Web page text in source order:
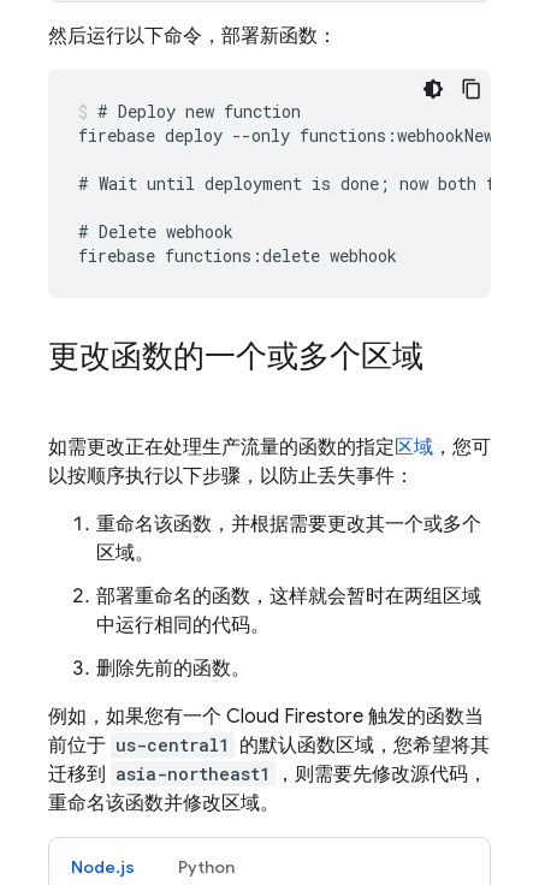
然后运行以下命令，部署新函数：
# Deploy new function
firebase deploy --only functions:webhookNew
# Wait until deployment is done; now both
# Delete webhook
更改函数的一个或多个区域
如需更改正在处理生产流量的函数的指定区域 ，您可
以按顺序执行以下步骤，以防止丢失事件：
重命名该函数，并根据需要更改其一个或多个
区域。
部署重命名的函数，这样就会暂时在两组区域
中运行相同的代码。
删除先前的函数。
例如，如果您有一个 Cloud Firestore 触发的函数当
前位于 us-central1
的默认函数区域，您希望将其
迁移到 asia-northeast1
，则需要先修改源代码，
重命名该函数并修改区域。
Node.js Python